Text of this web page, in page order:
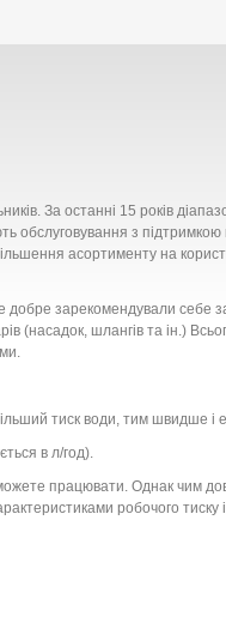
За останні 15 років
з підтримкою
асортименту на
добре зарекомендували себе
(насадок, шлангів та ін.)
тиск води, тим швидше
в л/год).
працювати. Однак чим
робочого тиску і